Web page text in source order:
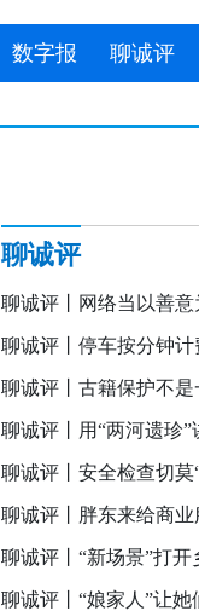
数字报 聊诚评
聊诚评
聊诚评丨网络当以善意
聊诚评丨停车按分钟
聊诚评丨古籍保护不是
聊诚评丨用“两河遗珍
聊诚评丨安全检查切莫
聊诚评丨胖东来给商业
聊诚评丨“新场景”打
聊诚评丨“娘家人”让她